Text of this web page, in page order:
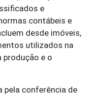
e
contábeis e
desde imóveis,
utilizados na
produção e o
pela conferência de